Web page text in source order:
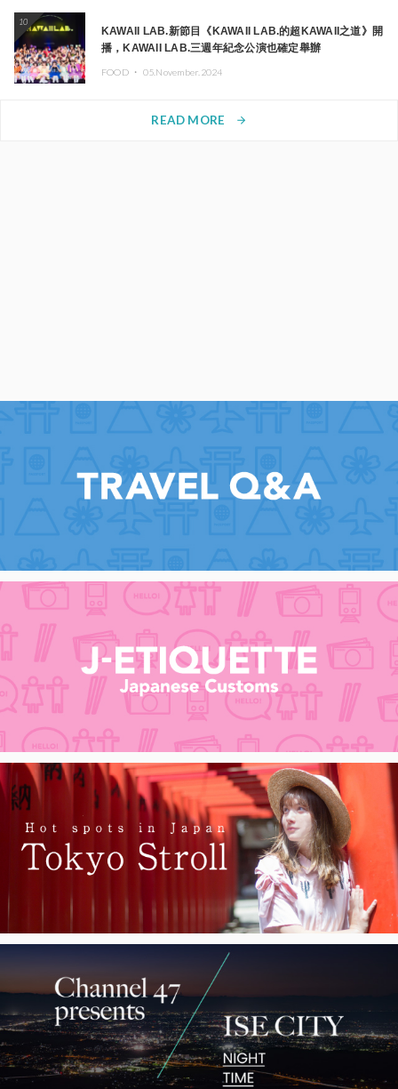
10
KAWAII LAB.新節目《KAWAII LAB.的超KAWAII之道》開
播，KAWAII LAB.三週年紀念公演也確定舉辦
FOOD ・ 05.November.2024
READ MORE arrow_forward